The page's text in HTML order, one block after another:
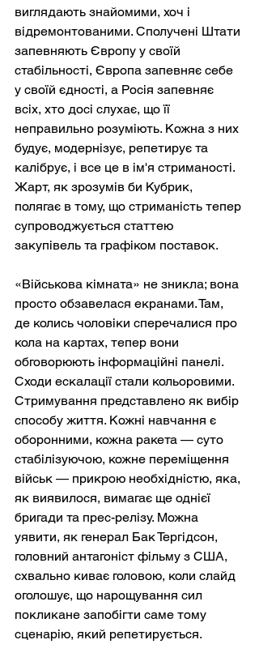
виглядають знайомими, хоч і
відремонтованими. Сполучені Штати
запевняють Європу у своїй
стабільності, Європа запевняє себе
у своїй єдності, а Росія запевняє
всіх, хто досі слухає, що її
неправильно розуміють. Кожна з них
будує, модернізує, репетирує та
калібрує, і все це в ім'я стриманості.
Жарт, як зрозумів би Кубрик,
полягає в тому, що стриманість тепер
супроводжується статтею
закупівель та графіком поставок.
«Військова кімната» не зникла; вона
просто обзавелася екранами. Там,
де колись чоловіки сперечалися про
кола на картах, тепер вони
обговорюють інформаційні панелі.
Сходи ескалації стали кольоровими.
Стримування представлено як вибір
способу життя. Кожні навчання є
оборонними, кожна ракета — суто
стабілізуючою, кожне переміщення
військ — прикрою необхідністю, яка,
як виявилося, вимагає ще однієї
бригади та прес-релізу. Можна
уявити, як генерал Бак Тергідсон,
головний антагоніст фільму з США,
схвально киває головою, коли слайд
оголошує, що нарощування сил
покликане запобігти саме тому
сценарію, який репетирується.